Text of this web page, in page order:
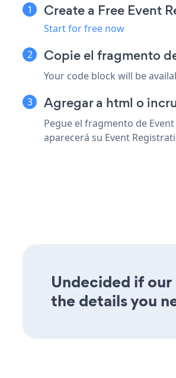
Create a Free Event
Start for free now
Copie el fragmento
Your code block will be
Agregar a html o
Pegue el fragmento de
aparecerá su Event
Undecided if
the details you